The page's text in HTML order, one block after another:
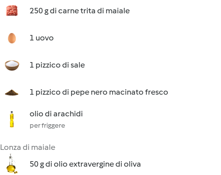
250 g di carne trita di maiale
1 uovo
1 pizzico di sale
1 pizzico di pepe nero macinato fresco
olio di arachidi
per friggere
Lonza di maiale
50 g di olio extravergine di oliva